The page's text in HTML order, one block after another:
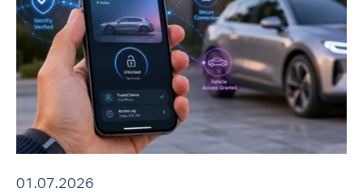
01.07.2026